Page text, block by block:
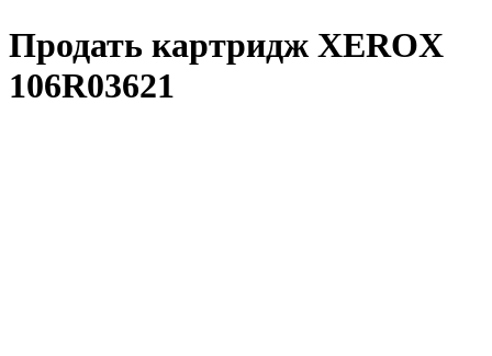
Продать картридж XEROX
106R03621